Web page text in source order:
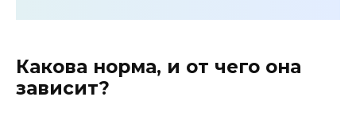
Какова норма, и от чего она
зависит?